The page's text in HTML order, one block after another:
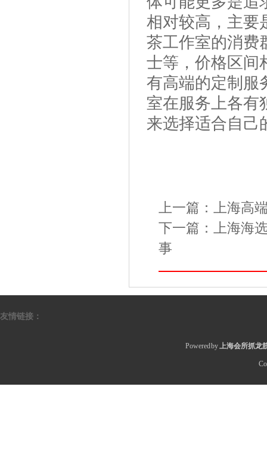
相对较高，主要
茶工作室的消费
士等，价格区间
有高端的定制服
室在服务上各有
来选择适合自己
上一篇： 上海高
下一篇： 上海海
事
友情链接：
Powered by上海会所抓龙